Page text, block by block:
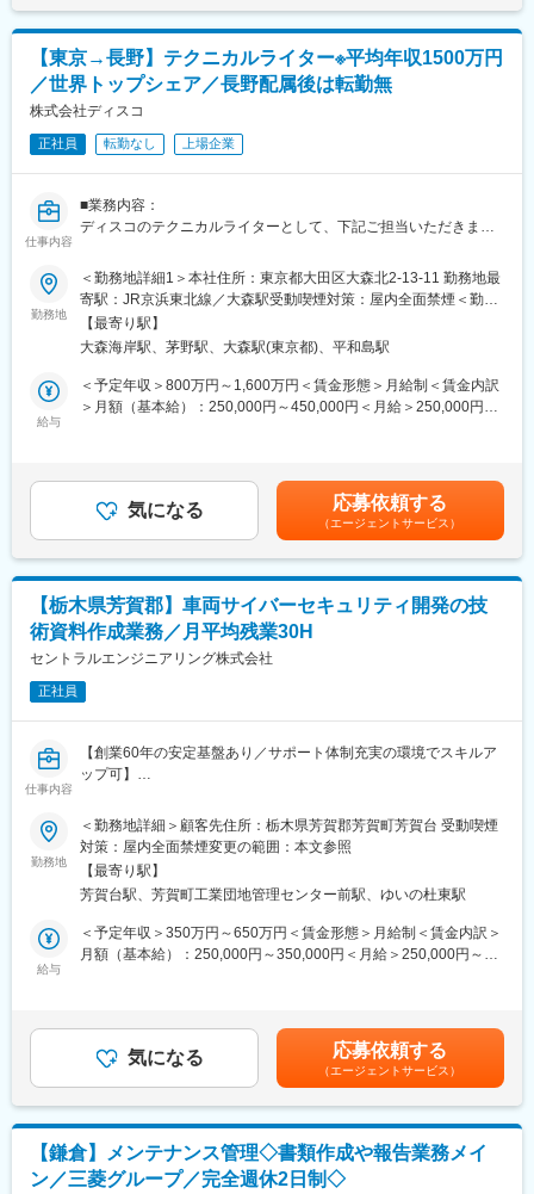
◆賞与支給6回／年
賞与は夏と冬に会社の業績と、個人の評価を加味したものが2回あ
ります。それ以外の4回はインセンティブ賞与となっており、日本
語に置き換えると「皆勤賞」となっております。当社ではまじめ
な人を評価したい取り組みの一環でこのような制度を設けており
ます。
変更の範囲：会社の定める業務
ザーの信頼を築く上で欠かせない業務であり、やりがいを感じら
れるポジションです。
■当社について：
・研究開発から製造、販売、サービスに至るまで一貫した自社体
制を築いております。長期就業が可能な環境があり、平均勤続年
数14.3年、平均有給取得日数も14.4日とワークライフバランスが
とれた働き方が可能です。
・世界を視野に入れたモノづくりを行っており、北米市場では既
に高いシェアを達成しており、欧州市場では英国、オランダにも
っております。近年、新興国市場においても積極展開中で、今後
更なる海外進出を進めて参ります。
・家庭用ミシンと産業機器（卓上ロボット・サーボプレス）のリ
ーディングカンパニーとして2019年12月に、ミシンの生産累計
を迎えました。
含めた表記です。
【東京→長野】テクニカルライター※平均年収1500万円
／世界トップシェア／長野配属後は転勤無
株式会社ディスコ
正社員 転勤なし 上場企業
仕事内容
■業務内容：
ディスコのテクニカルライターとして、下記ご担当いただきま
【業務内容】
・自社で開発している製品に必要なテクニカルドキュメント（取
扱説明書、仕様書など）の作成
・テクニカルドキュメントを作成するために必要なツール
（Word/Excelのマクロなど）の作成
【業務内容補足】
弊社の装置開発は、短納期で新機種のリリース、およびモデルチ
として扱われています。
取扱説明書の作成や改訂は開発の後工程にはなりますが、装置と
同じタイミングでリリースを求められています。
【勤務地について】
入社後は東京本社にて約1年程度OJTを行います。
その後は長野事業所にて、引き続きテクニカルライター業務に従
事いただきます。
■長野(茅野工場）について：
ました。2021年に建設された新工場も稼働しはじめ、製品供給体
制の強化に向けて従業員を新規採用で増員しています。
都心から2時間程度というアクセスの良さに加えて、豊かな自然に
恵まれた環境、シェフ在籍の食堂や、社員用ロッジなど福利厚生
https://www.disco.co.jp/nagano/index.html
・中途入社者の出身業界 半導体：それ以外＝2：8
・有給取得率80％以上、育休取得率87％以上
・中途入社者の3年以内定着率97.6％
勤務地
＜勤務地詳細1＞本社住所：東京都大田区大森北2-13-11 勤務地最
寄駅：JR京浜東北線／大森駅受動喫煙対策：屋内全面禁煙＜勤務
地詳細2＞茅野工場住所：長野県茅野市豊平480 勤務地最寄駅：
JR線／茅野駅受動喫煙対策：敷地内喫煙可能場所あり
【最寄り駅】
大森海岸駅、茅野駅、大森駅(東京都)、平和島駅
給与
＜予定年収＞800万円～1,600万円＜賃金形態＞月給制＜賃金内訳
＞月額（基本給）：250,000円～450,000円＜月給＞250,000円～
月/過去10年平均：14.67ヶ月■家族手当や各種手当が充実している
ため手当によっても年収・月給は変動します。賃金はあくまでも
目安の金額であり、選考を通じて上下する可能性があります。月
給(月額)は固定手当を含めた表記です。
気になる 応募依頼する
（エージェントサービス）
【栃木県芳賀郡】車両サイバーセキュリティ開発の技
術資料作成業務／月平均残業30H
セントラルエンジニアリング株式会社
正社員
仕事内容
【創業60年の安定基盤あり／サポート体制充実の環境でスキルア
ップ可】
■業務内容：
今回お任せするお仕事は、大手自動車メーカーに常駐し、車両サ
イバーセキュリティ開発の技術資料作成業務です。
【主な業務内容】
・資料作成（手順書、OJTあり）
・社内会議への参加
■魅力：
◎教育研修制度充実
自社研修施設では、各分野で豊富な経験を持つエキスパート講師
面談等を行ったうえで個々に必要な研修をご用意いたします。
◎独自の評価制度
評価は点数制。定期的に営業や人材開発部スタッフとの面談でご
勤務地
＜勤務地詳細＞顧客先住所：栃木県芳賀郡芳賀町芳賀台 受動喫煙
対策：屋内全面禁煙変更の範囲：本文参照
【最寄り駅】
芳賀台駅、芳賀町工業団地管理センター前駅、ゆいの杜東駅
給与
＜予定年収＞350万円～650万円＜賃金形態＞月給制＜賃金内訳＞
月額（基本給）：250,000円～350,000円＜月給＞250,000円～
目安の金額であり、選考を通じて上下する可能性があります。月
給(月額)は固定手当を含めた表記です。
気になる 応募依頼する
（エージェントサービス）
【鎌倉】メンテナンス管理◇書類作成や報告業務メイ
ン／三菱グループ／完全週休2日制◇